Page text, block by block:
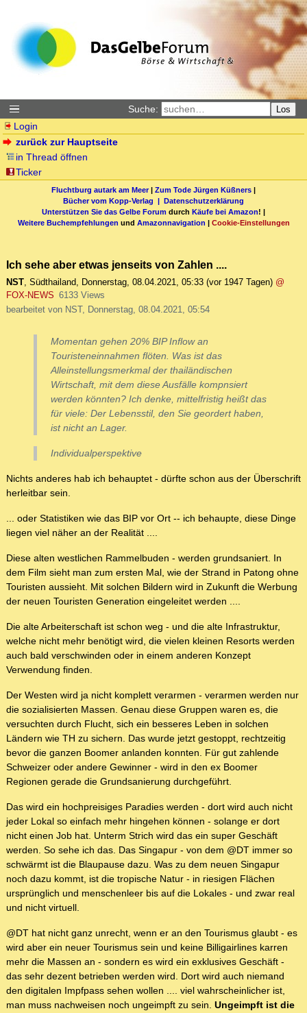
Suche: Los
Login
zurück zur Hauptseite
in Thread öffnen
Ticker
Fluchtburg autark am Meer| Zum Tode Jürgen Küßners |
Bücher vom Kopp-Verlag | Datenschutzerklärung
Unterstützen Sie das Gelbe Forum durch Käufe bei Amazon! |
Weitere Buchempfehlungen und Amazonnavigation | Cookie-Einstellungen
Ich sehe aber etwas jenseits von Zahlen ....
NST, Südthailand, Donnerstag, 08.04.2021, 05:33 (vor 1947 Tagen) @
FOX-NEWS 6133 Views
bearbeitet von NST, Donnerstag, 08.04.2021, 05:54
Momentan gehen 20% BIP Inflow an
Touristeneinnahmen flöten. Was ist das
Alleinstellungsmerkmal der thailändischen
Wirtschaft, mit dem diese Ausfälle kompnsiert
werden könnten? Ich denke, mittelfristig heißt das
für viele: Der Lebensstil, den Sie geordert haben,
ist nicht an Lager.
Individualperspektive
Nichts anderes hab ich behauptet - dürfte schon aus der Überschrift
herleitbar sein.
... oder Statistiken wie das BIP vor Ort -- ich behaupte, diese Dinge
liegen viel näher an der Realität ....
Diese alten westlichen Rammelbuden - werden grundsaniert. In
dem Film sieht man zum ersten Mal, wie der Strand in Patong ohne
Touristen aussieht. Mit solchen Bildern wird in Zukunft die Werbung
der neuen Touristen Generation eingeleitet werden ....
Die alte Arbeiterschaft ist schon weg - und die alte Infrastruktur,
welche nicht mehr benötigt wird, die vielen kleinen Resorts werden
auch bald verschwinden oder in einem anderen Konzept
Verwendung finden.
Der Westen wird ja nicht komplett verarmen - verarmen werden nur
die sozialisierten Massen. Genau diese Gruppen waren es, die
versuchten durch Flucht, sich ein besseres Leben in solchen
Ländern wie TH zu sichern. Das wurde jetzt gestoppt, rechtzeitig
bevor die ganzen Boomer anlanden konnten. Für gut zahlende
Schweizer oder andere Gewinner - wird in den ex Boomer
Regionen gerade die Grundsanierung durchgeführt.
Das wird ein hochpreisiges Paradies werden - dort wird auch nicht
jeder Lokal so einfach mehr hingehen können - solange er dort
nicht einen Job hat. Unterm Strich wird das ein super Geschäft
werden. So sehe ich das. Das Singapur - von dem @DT immer so
schwärmt ist die Blaupause dazu. Was zu dem neuen Singapur
noch dazu kommt, ist die tropische Natur - in riesigen Flächen
ursprünglich und menschenleer bis auf die Lokales - und zwar real
und nicht virtuell.
@DT hat nicht ganz unrecht, wenn er an den Tourismus glaubt - es
wird aber ein neuer Tourismus sein und keine Billigairlines karren
mehr die Massen an - sondern es wird ein exklusives Geschäft -
das sehr dezent betrieben werden wird. Dort wird auch niemand
den digitalen Impfpass sehen wollen .... viel wahrscheinlicher ist,
man muss nachweisen noch ungeimpft zu sein. Ungeimpft ist die